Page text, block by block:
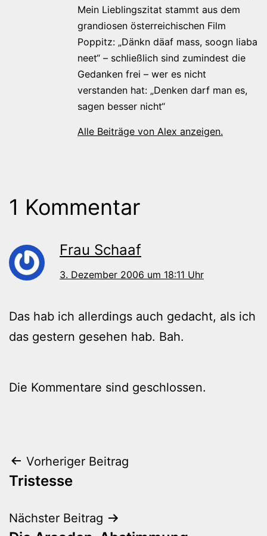
Mein Lieblingszitat stammt aus dem
grandiosen österreichischen Film
Poppitz: „Dänkn däaf mass, soogn liaba
neet“ – schließlich sind zumindest die
Gedanken frei – wer es nicht
verstanden hat: „Denken darf man es,
sagen besser nicht“
Alle Beiträge von Alex anzeigen.
1 Kommentar
Frau Schaaf
3. Dezember 2006 um 18:11 Uhr
Das hab ich allerdings auch gedacht, als ich
das gestern gesehen hab. Bah.
Die Kommentare sind geschlossen.
Beitragsnavigation
Vorheriger Beitrag
Tristesse
Nächster Beitrag